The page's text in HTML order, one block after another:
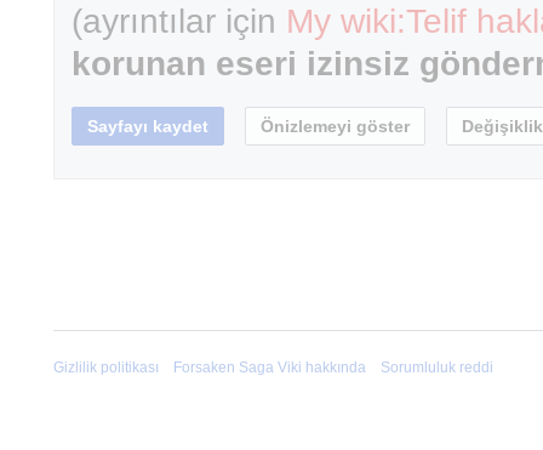
(ayrıntılar için My wiki:Telif
korunan eseri izinsiz
Gizlilik politikası Forsaken Saga Viki hakkında Sorumluluk reddi